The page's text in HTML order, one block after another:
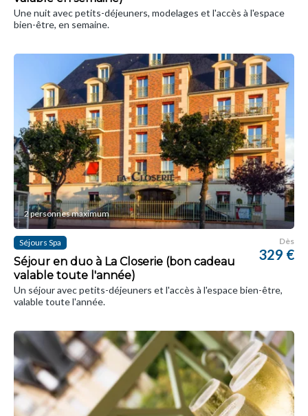
Une nuit avec petits-déjeuners, modelages et l'accès à l'espace
bien-être, en semaine.
2 personnes maximum
Séjours Spa
Séjour en duo à La Closerie (bon cadeau
valable toute l'année)
Dès
329 €
Un séjour avec petits-déjeuners et l'accès à l'espace bien-être,
valable toute l'année.